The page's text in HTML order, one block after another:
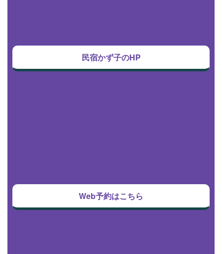
民宿かず子のHP
Web予約はこちら